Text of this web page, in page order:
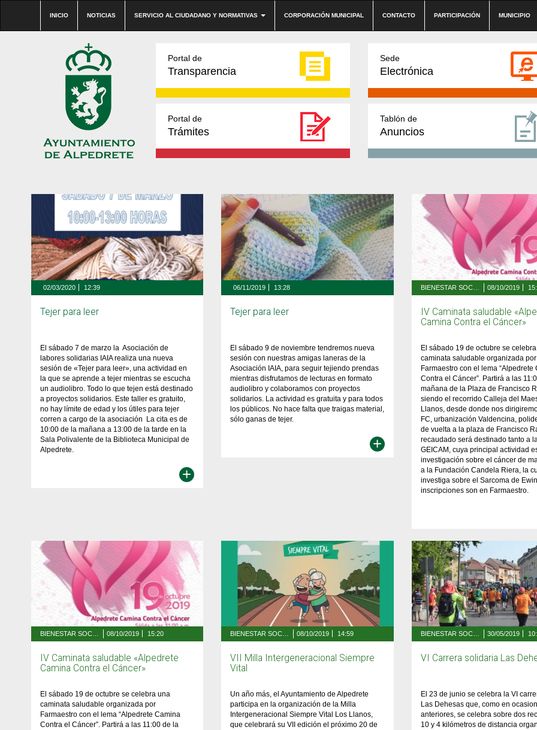
INICIO NOTICIAS SERVICIO AL CIUDADANO Y NORMATIVAS CORPORACIÓN MUNICIPAL CONTACTO PARTICIPACIÓN MUNICIPIO
Portal de
Transparencia
Sede
Electrónica
Portal de
Trámites
Tablón de
Anuncios
02/03/2020 12:39
Tejer para leer
El sábado 7 de marzo la Asociación de
labores solidarias IAIA realiza una nueva
sesión de «Tejer para leer», una actividad en
la que se aprende a tejer mientras se escucha
un audiolibro. Todo lo que tejen está destinado
a proyectos solidarios. Este taller es gratuito,
no hay límite de edad y los útiles para tejer
corren a cargo de la asociación La cita es de
10:00 de la mañana a 13:00 de la tarde en la
Sala Polivalente de la Biblioteca Municipal de
Alpedrete.
+
06/11/2019 13:28
Tejer para leer
El sábado 9 de noviembre tendremos nueva
sesión con nuestras amigas laneras de la
Asociación IAIA, para seguir tejiendo prendas
mientras disfrutamos de lecturas en formato
audiolibro y colaboramos con proyectos
solidarios. La actividad es gratuita y para todos
los públicos. No hace falta que traigas material,
sólo ganas de tejer.
+
BIENESTAR SOCIAL Y SALUD 08/10/2019
IV Caminata saludable
Camina Contra el Cáncer»
El sábado 19 de octubre se
caminata saludable organizada por
Farmaestro con el lema “Alpedrete
Contra el Cáncer”. Partirá a las
mañana de la Plaza de Francisco
siendo el recorrido Calleja del
Llanos, desde donde nos
FC, urbanización Valdencina,
de vuelta a la plaza de Francisco
recaudado será destinado tanto a
GEICAM, cuya principal actividad
investigación sobre el cáncer de
a la Fundación Candela Riera, la
investiga sobre el Sarcoma de
inscripciones son en Farmaestro.
BIENESTAR SOCIAL Y SALUD 08/10/2019 15:20
IV Caminata saludable «Alpedrete
Camina Contra el Cáncer»
El sábado 19 de octubre se celebra una
caminata saludable organizada por
Farmaestro con el lema “Alpedrete Camina
Contra el Cáncer”. Partirá a las 11:00 de la
BIENESTAR SOCIAL Y SALUD 08/10/2019 14:59
VII Milla Intergeneracional Siempre
Vital
Un año más, el Ayuntamiento de Alpedrete
participa en la organización de la Milla
Intergeneracional Siempre Vital Los Llanos,
que celebrará su VII edición el próximo 20 de
BIENESTAR SOCIAL Y SALUD 30/05/2019
VI Carrera solidaria Las
El 23 de junio se celebra la VI
Las Dehesas que, como en
anteriores, se celebra sobre dos
10 y 4 kilómetros de distancia